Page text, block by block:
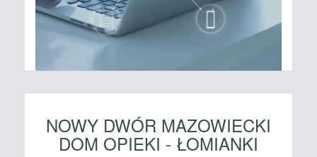
NOWY DWÓR MAZOWIECKI
DOM OPIEKI - ŁOMIANKI